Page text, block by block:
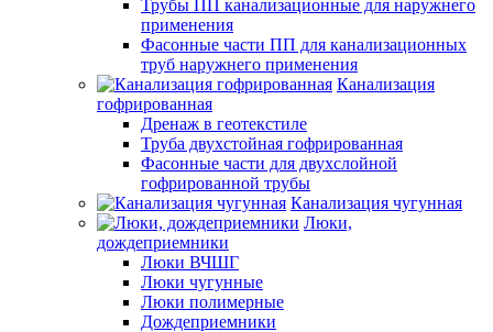
Трубы ПП канализационные для наружнего
применения
Фасонные части ПП для канализационных
труб наружнего применения
Канализация
гофрированная
Дренаж в геотекстиле
Труба двухстойная гофрированная
Фасонные части для двухслойной
гофрированной трубы
Канализация чугунная
Люки,
дождеприемники
Люки ВЧШГ
Люки чугунные
Люки полимерные
Дождеприемники